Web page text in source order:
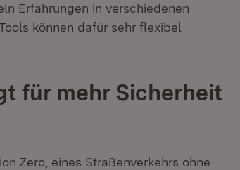
Erfahrungen in verschiedenen
können dafür sehr flexibel
für mehr Sicherheit
Zero, eines Straßenverkehrs ohne